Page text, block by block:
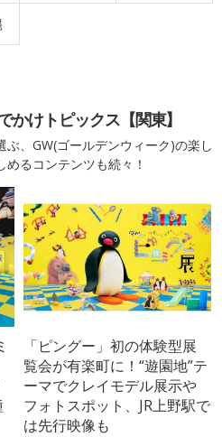
かけトピックス【関東】
ぶ、GW(ゴールデンウィーク)の楽し
るコンテンツも続々！
「ピングー」初の体験型展
覧会が有楽町に！“遊園地”テ
ーマでクレイモデル展示や
フォトスポット、JR上野駅で
は先行映像も